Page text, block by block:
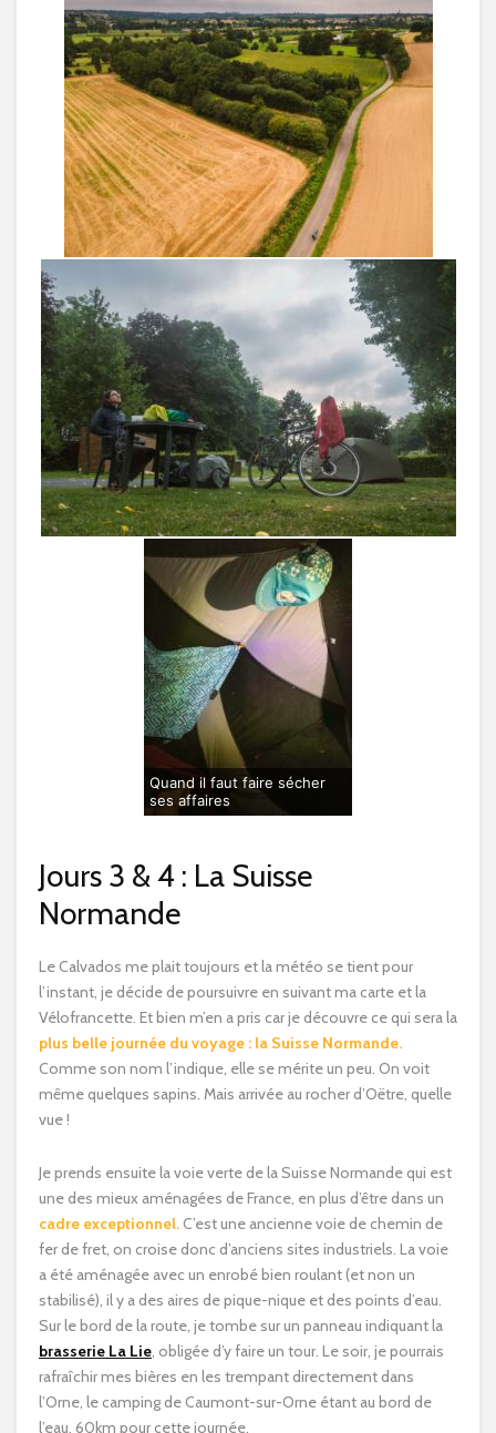
Quand il faut faire sécher
ses affaires
Jours 3 & 4 : La Suisse
Normande
Le Calvados me plait toujours et la météo se tient pour
l’instant, je décide de poursuivre en suivant ma carte et la
Vélofrancette. Et bien m’en a pris car je découvre ce qui sera la
plus belle journée du voyage : la Suisse Normande.
Comme son nom l’indique, elle se mérite un peu. On voit
même quelques sapins. Mais arrivée au rocher d’Oëtre, quelle
vue !
Je prends ensuite la voie verte de la Suisse Normande qui est
une des mieux aménagées de France, en plus d’être dans un
cadre exceptionnel. C’est une ancienne voie de chemin de
fer de fret, on croise donc d’anciens sites industriels. La voie
a été aménagée avec un enrobé bien roulant (et non un
stabilisé), il y a des aires de pique-nique et des points d’eau.
Sur le bord de la route, je tombe sur un panneau indiquant la
brasserie La Lie , obligée d’y faire un tour. Le soir, je pourrais
rafraîchir mes bières en les trempant directement dans
l’Orne, le camping de Caumont-sur-Orne étant au bord de
l’eau. 60km pour cette journée.